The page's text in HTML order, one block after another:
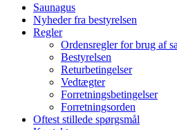
Saunagus
Nyheder fra bestyrelsen
Regler
Ordensregler for brug af
Bestyrelsen
Returbetingelser
Vedtægter
Forretningsbetingelser
Forretningsorden
Oftest stillede spørgsmål